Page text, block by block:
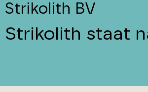
Strikolith BV
Strikolith staat